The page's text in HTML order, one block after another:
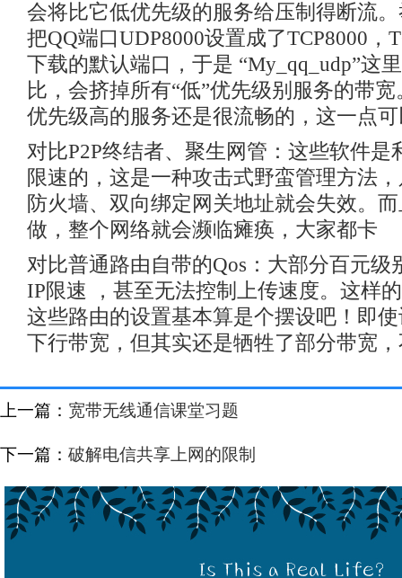
会将比它低优先级的服务给压制得断流
把QQ端口UDP8000设置成了TCP8000，
下载的默认端口，于是 “My_qq_udp”这
比，会挤掉所有“低”优先级别服务的带
优先级高的服务还是很流畅的，这一点
对比P2P终结者、聚生网管：这些软件是
限速的，这是一种攻击式野蛮管理方法
防火墙、双向绑定网关地址就会失效。
做，整个网络就会濒临瘫痪，大家都卡
对比普通路由自带的Qos：大部分百元级
IP限速 ，甚至无法控制上传速度。这样
这些路由的设置基本算是个摆设吧！即
下行带宽，但其实还是牺牲了部分带宽
上一篇： 宽带无线通信课堂习题
下一篇： 破解电信共享上网的限制